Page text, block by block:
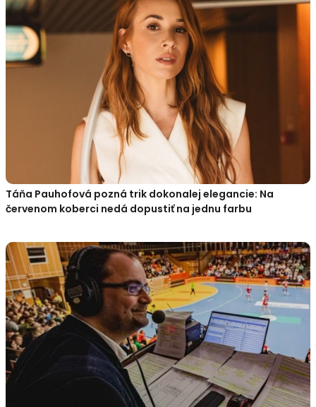
Táňa Pauhofová pozná trik dokonalej elegancie: Na
červenom koberci nedá dopustiť na jednu farbu